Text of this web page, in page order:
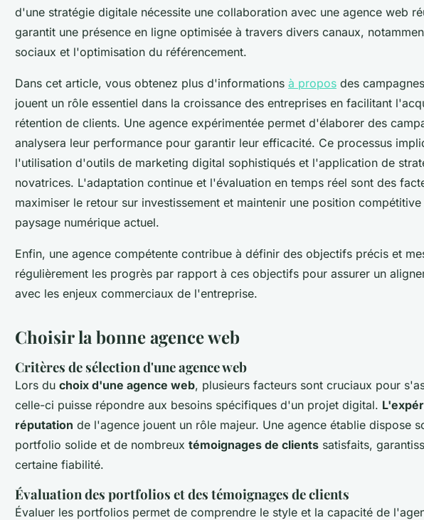
d'une stratégie digitale nécessite une collaboration avec une agence web
garantit une présence en ligne optimisée à travers divers canaux,
sociaux et l'optimisation du référencement.
Dans cet article, vous obtenez plus d'informations à propos des
jouent un rôle essentiel dans la croissance des entreprises en facilitant
rétention de clients. Une agence expérimentée permet d'élaborer des
analysera leur performance pour garantir leur efficacité. Ce processus
l'utilisation d'outils de marketing digital sophistiqués et l'application de
novatrices. L'adaptation continue et l'évaluation en temps réel sont des
maximiser le retour sur investissement et maintenir une position
paysage numérique actuel.
Enfin, une agence compétente contribue à définir des objectifs précis et
régulièrement les progrès par rapport à ces objectifs pour assurer un
avec les enjeux commerciaux de l'entreprise.
Choisir la bonne agence web
Critères de sélection d'une agence web
Lors du choix d'une agence web, plusieurs facteurs sont cruciaux pour
celle-ci puisse répondre aux besoins spécifiques d'un projet digital.
réputation de l'agence jouent un rôle majeur. Une agence établie dispose
portfolio solide et de nombreux témoignages de clients satisfaits,
certaine fiabilité.
Évaluation des portfolios et des témoignages de clients
Évaluer les portfolios permet de comprendre le style et la capacité de